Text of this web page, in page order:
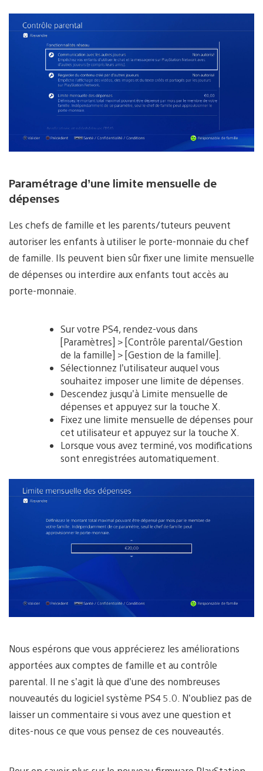
Paramétrage d’une limite mensuelle de
dépenses
Les chefs de famille et les parents/tuteurs peuvent
autoriser les enfants à utiliser le porte-monnaie du chef
de famille. Ils peuvent bien sûr fixer une limite mensuelle
de dépenses ou interdire aux enfants tout accès au
porte-monnaie.
Sur votre PS4, rendez-vous dans
[Paramètres] > [Contrôle parental/Gestion
de la famille] > [Gestion de la famille].
Sélectionnez l’utilisateur auquel vous
souhaitez imposer une limite de dépenses.
Descendez jusqu’à Limite mensuelle de
dépenses et appuyez sur la touche X.
Fixez une limite mensuelle de dépenses pour
cet utilisateur et appuyez sur la touche X.
Lorsque vous avez terminé, vos modifications
sont enregistrées automatiquement.
Nous espérons que vous apprécierez les améliorations
apportées aux comptes de famille et au contrôle
parental. Il ne s’agit là que d’une des nombreuses
nouveautés du logiciel système PS4 5.0. N’oubliez pas de
laisser un commentaire si vous avez une question et
dites-nous ce que vous pensez de ces nouveautés.